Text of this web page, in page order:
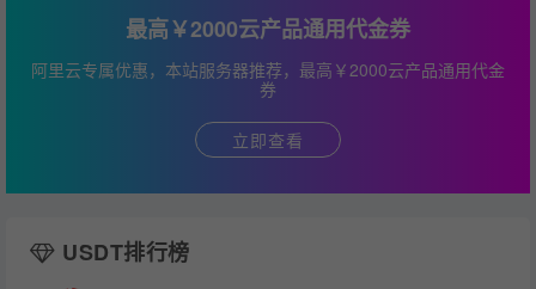
最高￥2000云产品通用代金券
阿里云专属优惠，本站服务器推荐，最高￥2000云产品通用代金
券
立即查看
USDT排行榜